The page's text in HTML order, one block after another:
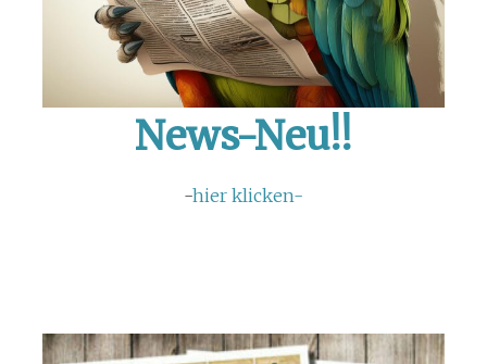
News-Neu!!
-hier klicken-